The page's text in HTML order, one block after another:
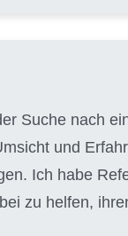
Suche nach
und
Ich habe
zu helfen,